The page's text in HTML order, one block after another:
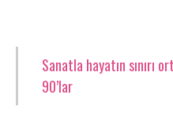
Sanatla hayatın sınırı
90’lar